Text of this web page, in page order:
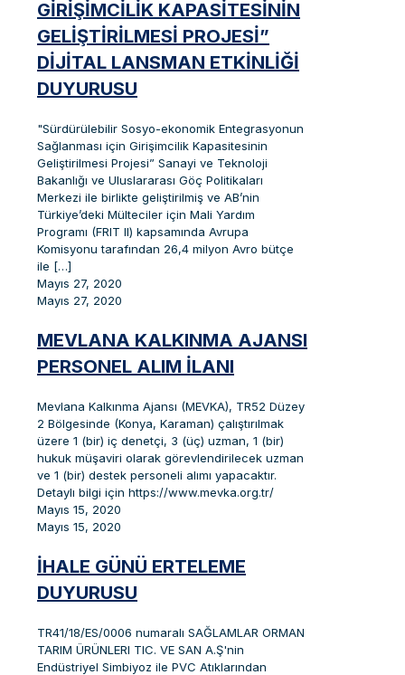
GIRIŞIMCILIK KAPASITESININ
GELIŞTIRILMESI PROJESI”
DIJITAL LANSMAN ETKINLIĞI
DUYURUSU
"Sürdürülebilir Sosyo-ekonomik Entegrasyonun
Sağlanması için Girişimcilik Kapasitesinin
Geliştirilmesi Projesi” Sanayi ve Teknoloji
Bakanlığı ve Uluslararası Göç Politikaları
Merkezi ile birlikte geliştirilmiş ve AB’nin
Türkiye’deki Mülteciler için Mali Yardım
Programı (FRIT II) kapsamında Avrupa
Komisyonu tarafından 26,4 milyon Avro bütçe
ile […]
Mayıs 27, 2020
Mayıs 27, 2020
MEVLANA KALKINMA AJANSI
PERSONEL ALIM İLANI
Mevlana Kalkınma Ajansı (MEVKA), TR52 Düzey
2 Bölgesinde (Konya, Karaman) çalıştırılmak
üzere 1 (bir) iç denetçi, 3 (üç) uzman, 1 (bir)
hukuk müşaviri olarak görevlendirilecek uzman
ve 1 (bir) destek personeli alımı yapacaktır.
Detaylı bilgi için https://www.mevka.org.tr/
Mayıs 15, 2020
Mayıs 15, 2020
İHALE GÜNÜ ERTELEME
DUYURUSU
TR41/18/ES/0006 numaralı SAĞLAMLAR ORMAN
TARIM ÜRÜNLERI TIC. VE SAN A.Ş'nin
Endüstriyel Simbiyoz ile PVC Atıklarından